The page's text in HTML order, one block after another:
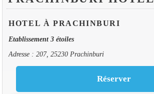
HOTEL À PRACHINBURI
Etablissement 3 étoiles
Adresse : 207, 25230 Prachinburi